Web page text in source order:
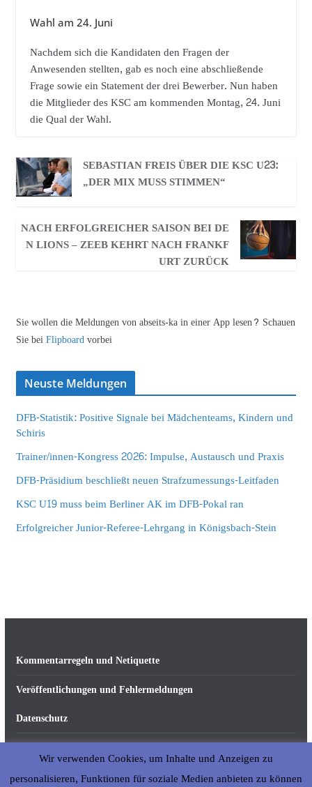
Wahl am 24. Juni
Nachdem sich die Kandidaten den Fragen der
Anwesenden stellten, gab es noch eine abschließende
Frage sowie ein Statement der drei Bewerber. Nun haben
die Mitglieder des KSC am kommenden Montag, 24. Juni
die Qual der Wahl.
SEBASTIAN FREIS ÜBER DIE KSC U23:
„DER MIX MUSS STIMMEN“
NACH ERFOLGREICHER SAISON BEI DE
N LIONS – ZEEB KEHRT NACH FRANKF
URT ZURÜCK
Sie wollen die Meldungen von abseits-ka in einer App lesen? Schauen
Sie beiFlipboardvorbei
Neuste Meldungen
DFB-Statistik: Positive Signale bei Mädchenteams, Kindern und
Schiris
Trainer/innen-Kongress 2026: Impulse, Austausch und Praxis
DFB-Präsidium beschließt neuen Strafzumessungs-Leitfaden
KSC U19 muss beim Berliner AK im DFB-Pokal ran
Erfolgreicher Junior-Referee-Lehrgang in Königsbach-Stein
Kommentarregeln und Netiquette
Veröffentlichungen und Fehlermeldungen
Datenschutz
Impressum
Über abseits-ka.de
Wir verwenden Cookies, um Inhalte und Anzeigen zu
personalisieren, Funktionen für soziale Medien anbieten zu können